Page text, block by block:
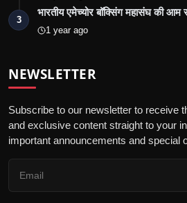
3
भारतीय एमेच्योर बॉक्सिंग महासंघ की
1 year ago
NEWSLETTER
Subscribe to our newsletter to receive
and exclusive content straight to your
important announcements and special